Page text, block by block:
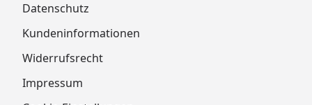
Datenschutz
Kundeninformationen
Widerrufsrecht
Impressum